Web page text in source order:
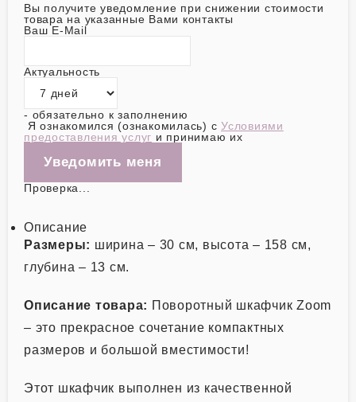
Вы получите уведомление при снижении стоимости
товара на указанные Вами контакты
Ваш E-Mail
Актуальность
- обязательно к заполнению
Я ознакомился (ознакомилась) с Условиями
предоставления услуг и принимаю их
Проверка...
Описание
Размеры: ширина – 30 см, высота – 158 см,
глубина – 13 см.
Описание товара: Поворотный шкафчик Zoom
– это прекрасное сочетание компактных
размеров и большой вместимости!
Этот шкафчик выполнен из качественной